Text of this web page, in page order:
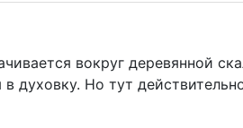
вокруг деревянной
духовку. Но тут